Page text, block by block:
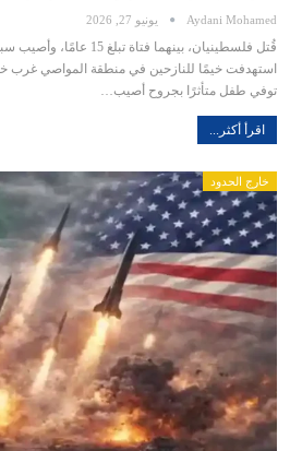
Aydani Mohamed يونيو 27, 2026
قُتل فلسطينيان، بينهما فتاة
استهدفت خيمًا للنازحين في منطقة المواصي غرب
توفي طفل متأثرًا بجروح أصيب…
اقرأ أكثر...
خارج الحدود